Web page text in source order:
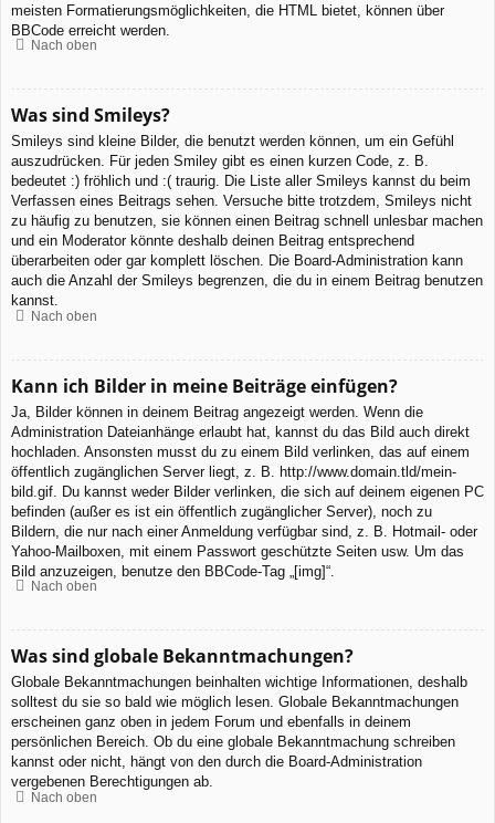
meisten Formatierungsmöglichkeiten, die HTML bietet, können über
BBCode erreicht werden.
Nach oben
Was sind Smileys?
Smileys sind kleine Bilder, die benutzt werden können, um ein Gefühl
auszudrücken. Für jeden Smiley gibt es einen kurzen Code, z. B.
bedeutet :) fröhlich und :( traurig. Die Liste aller Smileys kannst du beim
Verfassen eines Beitrags sehen. Versuche bitte trotzdem, Smileys nicht
zu häufig zu benutzen, sie können einen Beitrag schnell unlesbar machen
und ein Moderator könnte deshalb deinen Beitrag entsprechend
überarbeiten oder gar komplett löschen. Die Board-Administration kann
auch die Anzahl der Smileys begrenzen, die du in einem Beitrag benutzen
kannst.
Nach oben
Kann ich Bilder in meine Beiträge einfügen?
Ja, Bilder können in deinem Beitrag angezeigt werden. Wenn die
Administration Dateianhänge erlaubt hat, kannst du das Bild auch direkt
hochladen. Ansonsten musst du zu einem Bild verlinken, das auf einem
öffentlich zugänglichen Server liegt, z. B. http://www.domain.tld/mein-
bild.gif. Du kannst weder Bilder verlinken, die sich auf deinem eigenen PC
befinden (außer es ist ein öffentlich zugänglicher Server), noch zu
Bildern, die nur nach einer Anmeldung verfügbar sind, z. B. Hotmail- oder
Yahoo-Mailboxen, mit einem Passwort geschützte Seiten usw. Um das
Bild anzuzeigen, benutze den BBCode-Tag „[img]“.
Nach oben
Was sind globale Bekanntmachungen?
Globale Bekanntmachungen beinhalten wichtige Informationen, deshalb
solltest du sie so bald wie möglich lesen. Globale Bekanntmachungen
erscheinen ganz oben in jedem Forum und ebenfalls in deinem
persönlichen Bereich. Ob du eine globale Bekanntmachung schreiben
kannst oder nicht, hängt von den durch die Board-Administration
vergebenen Berechtigungen ab.
Nach oben